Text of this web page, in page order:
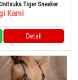
Tiger Sneakers
Kami
Detail